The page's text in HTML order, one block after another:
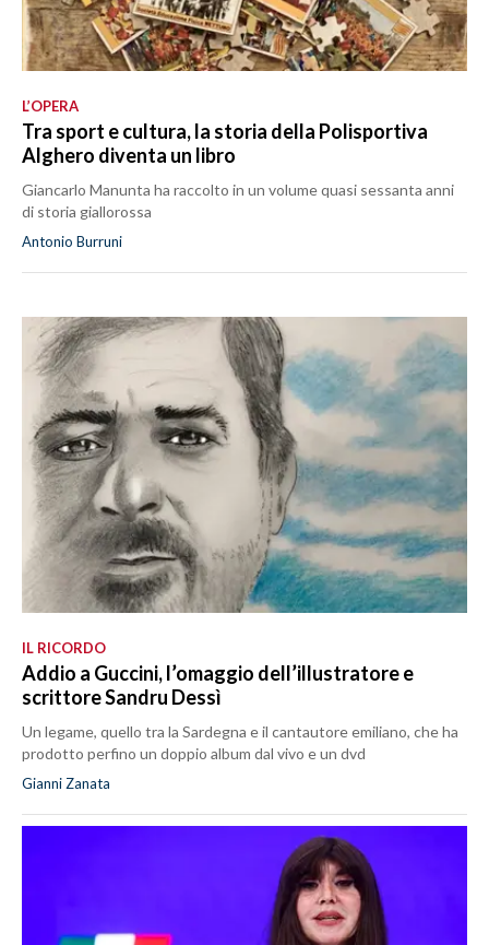
L’OPERA
Tra sport e cultura, la storia della Polisportiva
Alghero diventa un libro
Giancarlo Manunta ha raccolto in un volume quasi sessanta anni
di storia giallorossa
Antonio Burruni
IL RICORDO
Addio a Guccini, l’omaggio dell’illustratore e
scrittore Sandru Dessì
Un legame, quello tra la Sardegna e il cantautore emiliano, che ha
prodotto perfino un doppio album dal vivo e un dvd
Gianni Zanata